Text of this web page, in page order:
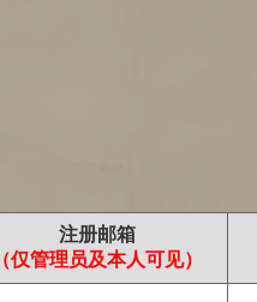
注册邮箱
（仅管理员及本人可见）